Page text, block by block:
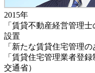
2015年
「賃貸不動産経営管理
設置
「新たな賃貸住宅管理
「賃貸住宅管理業者登
交通省）